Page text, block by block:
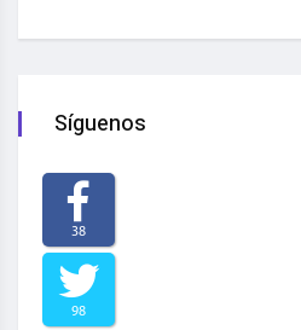
Síguenos
38
98